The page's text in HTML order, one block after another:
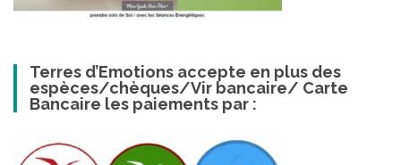
Terres d’Emotions accepte en plus des
espèces/chèques/Vir bancaire/ Carte
Bancaire les paiements par :